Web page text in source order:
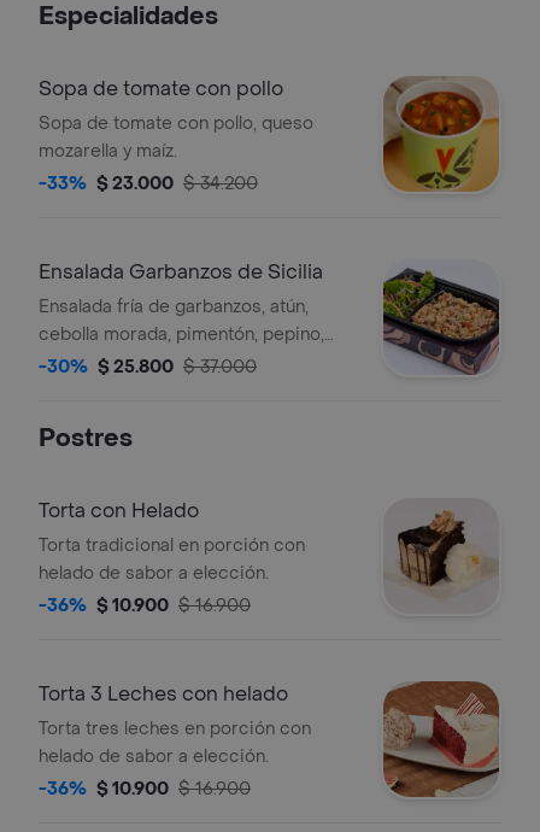
Especialidades
Sopa de tomate con pollo
Sopa de tomate con pollo, queso
mozarella y maíz.
-33% $ 23.000 $ 34.200
Ensalada Garbanzos de Sicilia
Ensalada fría de garbanzos, atún,
cebolla morada, pimentón, pepino,
calabacín verde y ensalada de hierbas
-30% $ 25.800 $ 37.000
Postres
Torta con Helado
Torta tradicional en porción con
helado de sabor a elección.
-36% $ 10.900 $ 16.900
Torta 3 Leches con helado
Torta tres leches en porción con
helado de sabor a elección.
-36% $ 10.900 $ 16.900